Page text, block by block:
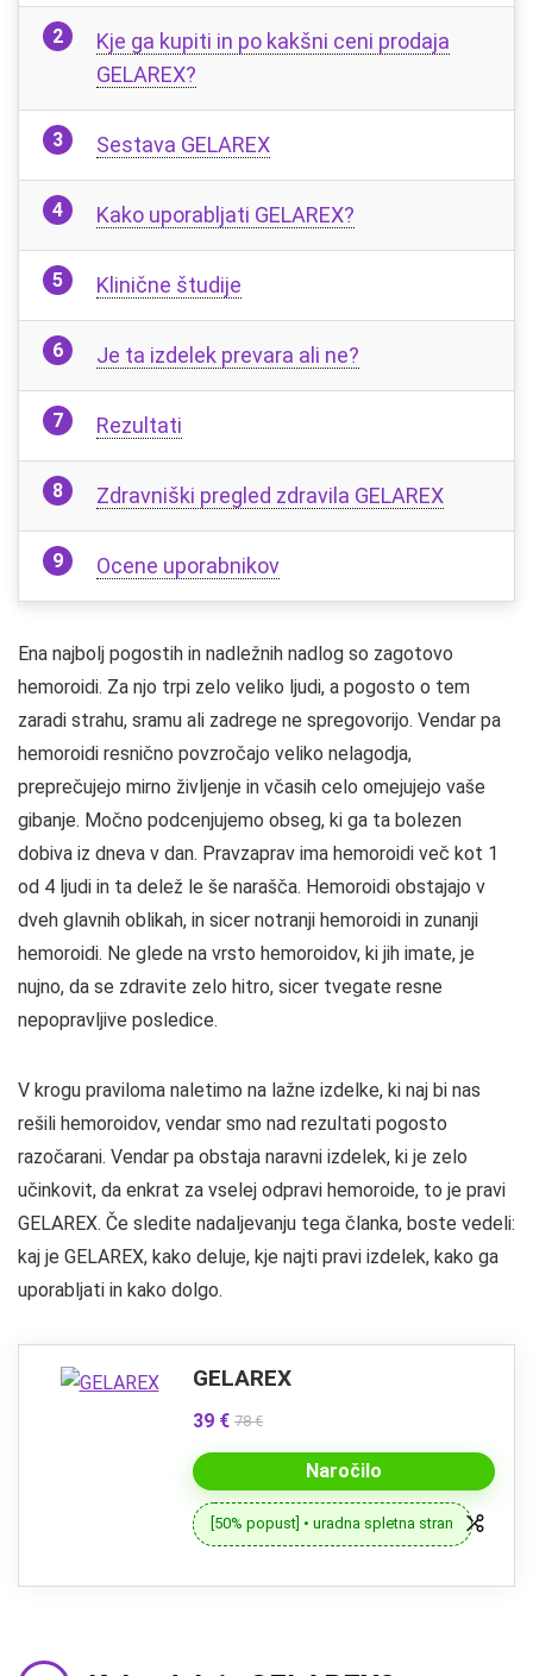
Kje ga kupiti in po kakšni ceni prodaja
GELAREX?
Sestava GELAREX
Kako uporabljati GELAREX?
Klinične študije
Je ta izdelek prevara ali ne?
Rezultati
Zdravniški pregled zdravila GELAREX
Ocene uporabnikov
Ena najbolj pogostih in nadležnih nadlog so zagotovo
hemoroidi. Za njo trpi zelo veliko ljudi, a pogosto o tem
zaradi strahu, sramu ali zadrege ne spregovorijo. Vendar pa
hemoroidi resnično povzročajo veliko nelagodja,
preprečujejo mirno življenje in včasih celo omejujejo vaše
gibanje. Močno podcenjujemo obseg, ki ga ta bolezen
dobiva iz dneva v dan. Pravzaprav ima hemoroidi več kot 1
od 4 ljudi in ta delež le še narašča. Hemoroidi obstajajo v
dveh glavnih oblikah, in sicer notranji hemoroidi in zunanji
hemoroidi. Ne glede na vrsto hemoroidov, ki jih imate, je
nujno, da se zdravite zelo hitro, sicer tvegate resne
nepopravljive posledice.
V krogu praviloma naletimo na lažne izdelke, ki naj bi nas
rešili hemoroidov, vendar smo nad rezultati pogosto
razočarani. Vendar pa obstaja naravni izdelek, ki je zelo
učinkovit, da enkrat za vselej odpravi hemoroide, to je pravi
GELAREX. Če sledite nadaljevanju tega članka, boste vedeli:
kaj je GELAREX, kako deluje, kje najti pravi izdelek, kako ga
uporabljati in kako dolgo.
GELAREX
39 € 78 €
Naročilo
[50% popust] • uradna spletna stran